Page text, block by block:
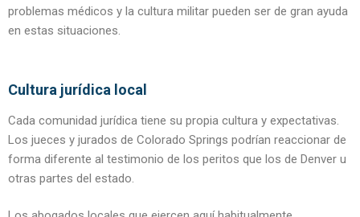
problemas médicos y la cultura militar pueden ser de gran ayuda
en estas situaciones.
Cultura jurídica local
Cada comunidad jurídica tiene su propia cultura y expectativas.
Los jueces y jurados de Colorado Springs podrían reaccionar de
forma diferente al testimonio de los peritos que los de Denver u
otras partes del estado.